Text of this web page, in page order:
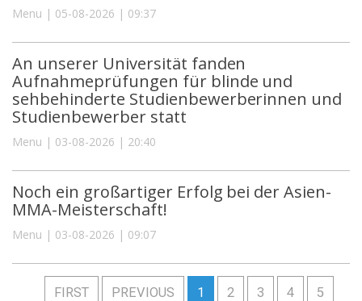
Menu | 05-08-2026 | 09:37
An unserer Universität fanden
Aufnahmeprüfungen für blinde und
sehbehinderte Studienbewerberinnen und
Studienbewerber statt
Menu | 03-08-2026 | 20:40
Noch ein großartiger Erfolg bei der Asien-
MMA-Meisterschaft!
Menu | 03-08-2026 | 09:07
FIRST PREVIOUS 1 2 3 4 5